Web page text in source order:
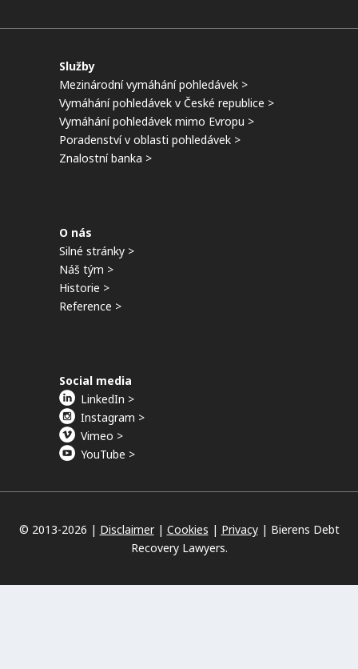
Služby
Mezinárodní vymáhání pohledávek >
Vymáhání pohledávek v České republice >
Vymáhání pohledávek mimo Evropu >
Poradenství v oblasti pohledávek >
Znalostní banka >
O nás
Silné stránky >
Náš tým >
Historie >
Reference >
Social media
LinkedIn >
Instagram >
Vimeo >
YouTube >
© 2013-2026 | Disclaimer| Cookies | Privacy| Bierens Debt
Recovery Lawyers.